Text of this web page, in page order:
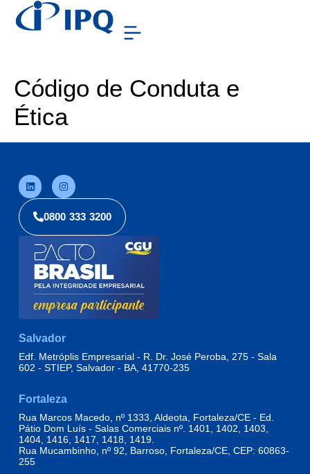
Código de Conduta e
Ética
0800 333 3200
Salvador
Edf. Metróplis Empresarial - R. Dr. José Peroba, 275 - Sala
602 - STIEP, Salvador - BA, 41770-235
Fortaleza
Rua Marcos Macedo, nº 1333, Aldeota, Fortaleza/CE - Ed.
Pátio Dom Luís - Salas Comerciais nº. 1401, 1402, 1403,
1404, 1416, 1417, 1418, 1419.
Rua Mucambinho, nº 92, Barroso, Fortaleza/CE, CEP: 60863-
255